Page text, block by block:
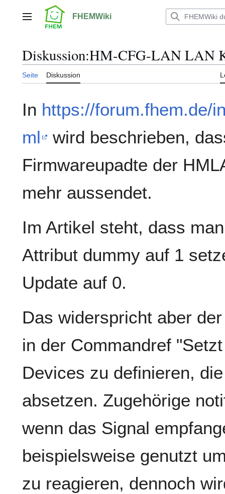
springenHauptmenü FHEMWiki
Diskussion:HM-CFG-LAN LAN
Seite Diskussion
In https://forum.fhem.de/
ml
wird beschrieben,
Firmwareupadte der
mehr aussendet.
Im Artikel steht, dass
Attribut dummy auf 1
Update auf 0.
Das widerspricht aber
in der Commandref
Devices zu definieren,
absetzen. Zugehörige
wenn das Signal
beispielsweise genutzt
zu reagieren, dennoch